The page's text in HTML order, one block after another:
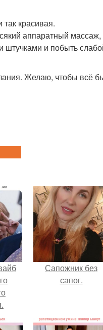
красивая.
аппаратный массаж,
штучками и побыть
Желаю, чтобы всё
Сапожник без
сапог.